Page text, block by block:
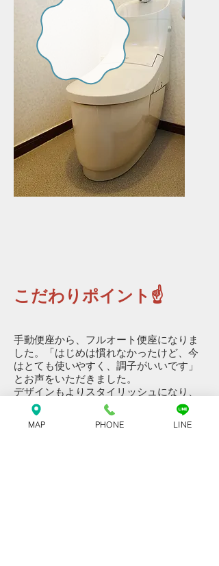
こだわりポイント☝
手動便座から、フルオート便座になりま
した。「はじめは慣れなかったけど、今
はとても使いやすく、調子がいいです」
とお声をいただきました。
​デザインもよりスタイリッシュになり、
気分も上がります。
MAP PHONE LINE